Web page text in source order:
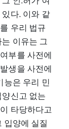
다. 이와 같
우리 법규
이유는 그
부를 사전에
생을 사전에
능은 우리 민
신고 없는
타당하다고
입양에 실질